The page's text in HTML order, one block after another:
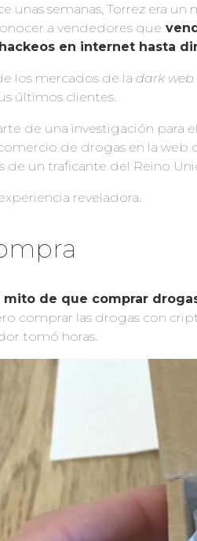
unas semanas, Torrez era
a vendedores que
en internet hasta
los mercados de la dark web
últimos clientes.
de una investigación para
de drogas en la web
de un traficante del Reino
reveladora.
mito de que comprar
comprar las drogas con
tomó horas.